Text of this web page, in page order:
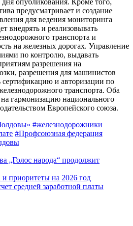
опубликования. Кроме того,
предусматри­вает и создание
для ведения мониторинга
внедрять и реализовы­вать
транспорта и
на железных дорогах. Управление
по контролю, выдавать
разрешения на
разрешения для машинистов
и авто­ризации по
транспорта. Оба
гармонизацию националь­ного
Европейского союза.
#железнодорожники
#Профсоюзная феде­рация
„Голос народа“ продолжит
и приоритеты на 2026 год
средней заработной платы